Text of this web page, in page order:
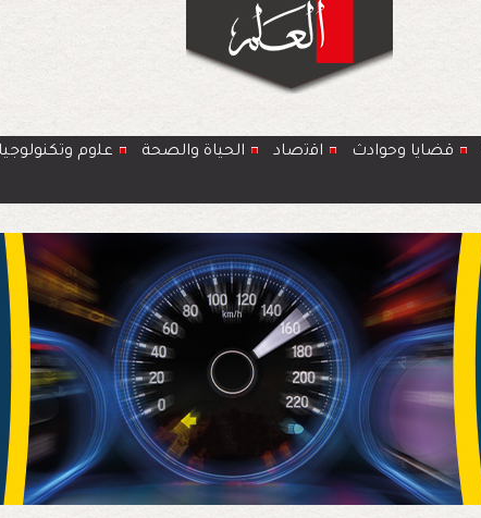
قضايا وحوادث اﻗﺗﺻﺎد الحياة والصحة ﻋﻠوم وتكنولوجيا